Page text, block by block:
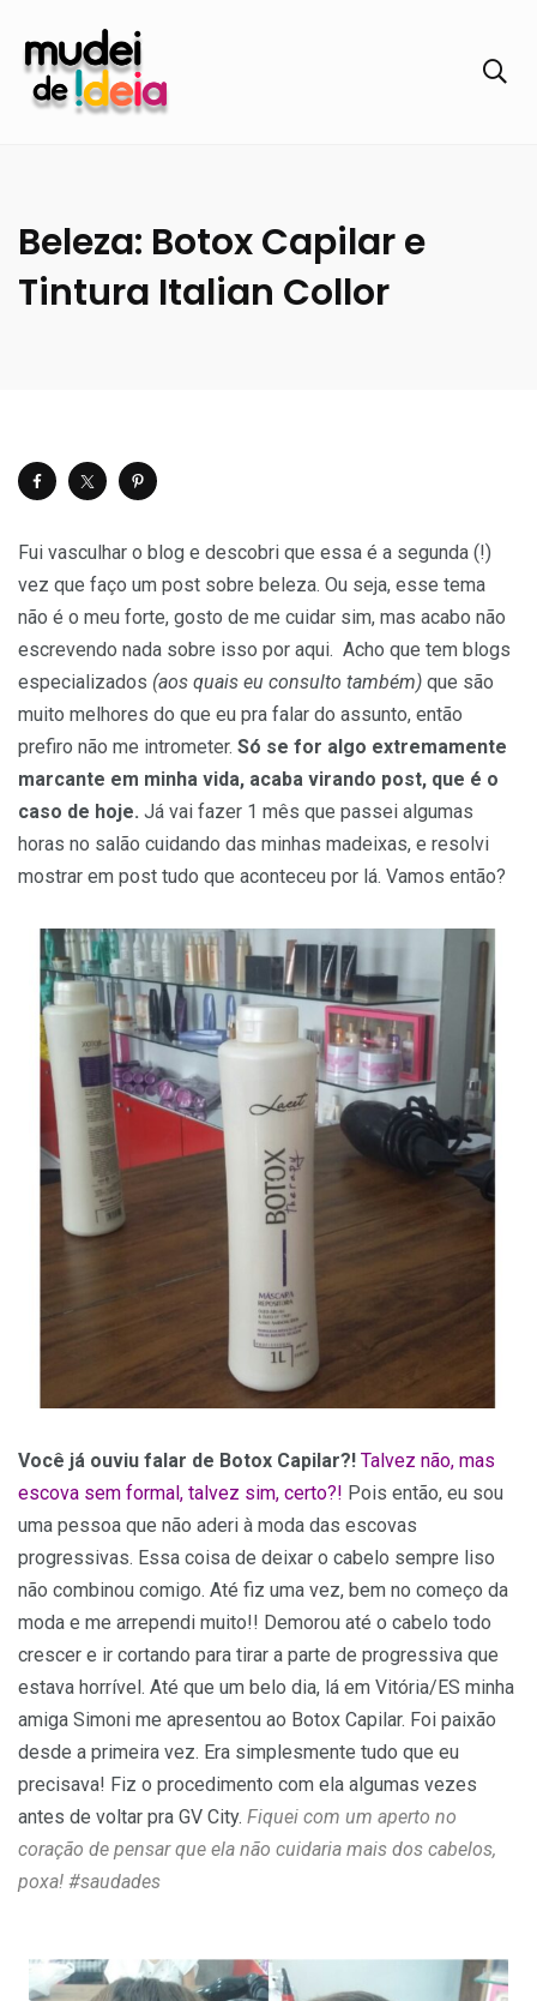
Beleza: Botox Capilar e
Tintura Italian Collor
Fui vasculhar o blog e descobri que essa é a segunda (!)
vez que faço um post sobre beleza. Ou seja, esse tema
não é o meu forte, gosto de me cuidar sim, mas acabo não
escrevendo nada sobre isso por aqui. Acho que tem blogs
especializados (aos quais eu consulto também) que são
muito melhores do que eu pra falar do assunto, então
prefiro não me intrometer. Só se for algo extremamente
marcante em minha vida, acaba virando post, que é o
caso de hoje. Já vai fazer 1 mês que passei algumas
horas no salão cuidando das minhas madeixas, e resolvi
mostrar em post tudo que aconteceu por lá. Vamos então?
Você já ouviu falar de Botox Capilar?! Talvez não, mas
escova sem formal, talvez sim, certo?! Pois então, eu sou
uma pessoa que não aderi à moda das escovas
progressivas. Essa coisa de deixar o cabelo sempre liso
não combinou comigo. Até fiz uma vez, bem no começo da
moda e me arrependi muito!! Demorou até o cabelo todo
crescer e ir cortando para tirar a parte de progressiva que
estava horrível. Até que um belo dia, lá em Vitória/ES minha
amiga Simoni me apresentou ao Botox Capilar. Foi paixão
desde a primeira vez. Era simplesmente tudo que eu
precisava! Fiz o procedimento com ela algumas vezes
antes de voltar pra GV City. Fiquei com um aperto no
coração de pensar que ela não cuidaria mais dos cabelos,
poxa! #saudades